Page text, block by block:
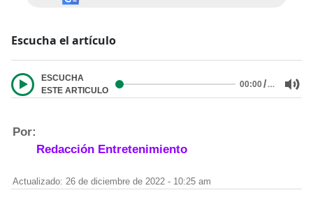
Escucha el artículo
ESCUCHA
ESTE ARTICULO
00:00/…
Por:
Redacción Entretenimiento
Actualizado: 26 de diciembre de 2022 - 10:25 am